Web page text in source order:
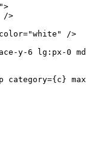
/>
/>
y-6 lg:px-0
category={c}